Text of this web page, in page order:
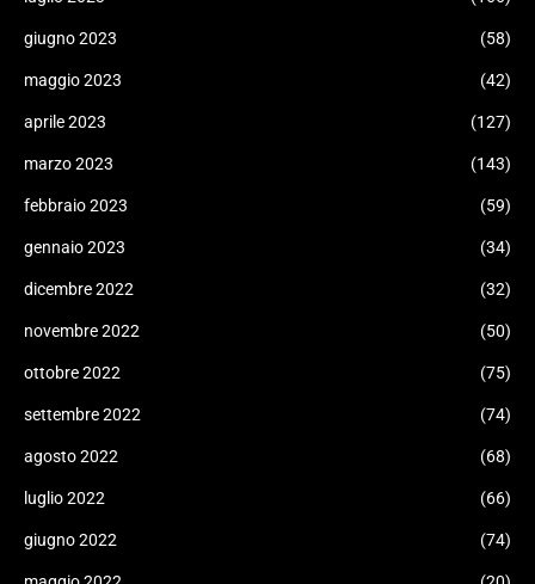
giugno 2023 (58)
maggio 2023 (42)
aprile 2023 (127)
marzo 2023 (143)
febbraio 2023 (59)
gennaio 2023 (34)
dicembre 2022 (32)
novembre 2022 (50)
ottobre 2022 (75)
settembre 2022 (74)
agosto 2022 (68)
luglio 2022 (66)
giugno 2022 (74)